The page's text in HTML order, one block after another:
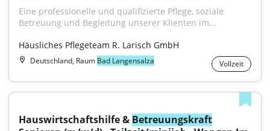
Eine professionelle und qualifizierte Pflege, soziale
Betreuung und Begleitung unserer Klienten im...
Häusliches Pflegeteam R. Larisch GmbH
Deutschland, Raum Bad Langensalza Vollzeit
Hauswirtschaftshilfe & Betreuungskraft